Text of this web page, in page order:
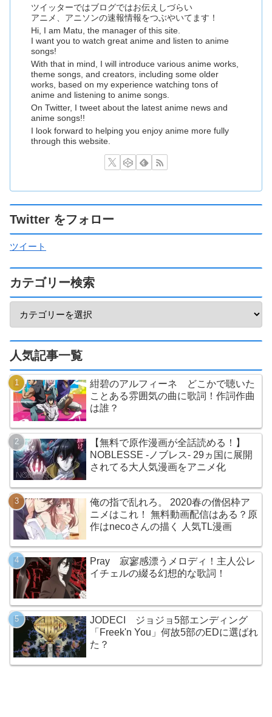
ツイッターではブログではお伝えしづらい
アニメ、アニソンの速報情報をつぶやいてます！
Hi, I am Matu, the manager of this site.
I want you to watch great anime and listen to anime
songs!
With that in mind, I will introduce various anime works,
theme songs, and creators, including some older
works, based on my experience watching tons of
anime and listening to anime songs.
On Twitter, I tweet about the latest anime news and
anime songs!!
I look forward to helping you enjoy anime more fully
through this website.
Twitter をフォロー
ツイート
カテゴリー検索
人気記事一覧
紺碧のアルフィーネ どこかで聴いた
ことある雰囲気の曲に歌詞！作詞作曲
は誰？
【無料で原作漫画が全話読める！】
NOBLESSE -ノブレス- 29ヵ国に展開
されてる大人気漫画をアニメ化
俺の指で乱れろ。 2020春の僧侶枠ア
ニメはこれ！ 無料動画配信はある？原
作はnecoさんの描く 人気TL漫画
Pray 寂寥感漂うメロディ！主人公レ
イチェルの綴る幻想的な歌詞！
JODECI ジョジョ5部エンディング
「Freek'n You」何故5部のEDに選ばれ
た？